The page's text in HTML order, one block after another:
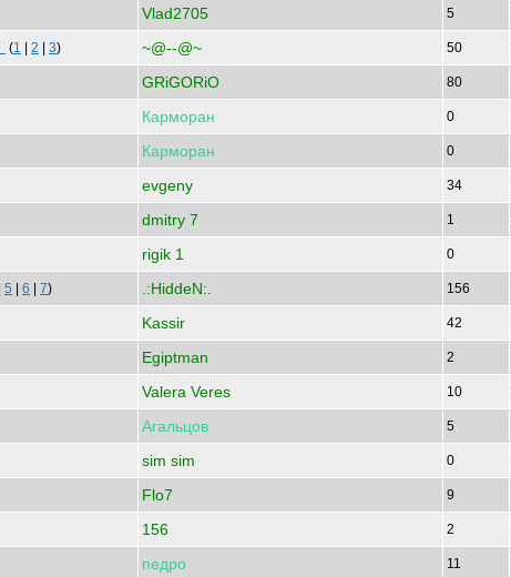
Vlad2705 5
(1 2 3) ~@--@~ 50
GRiGORiO 80
Карморан 0
Карморан 0
evgeny 34
dmitry 7 1
rigik 1 0
5 6 7) .:HiddeN:. 156
Kassir 42
Egiptman 2
Valera Veres 10
Агальцов 5
sim sim 0
Flo7 9
156 2
педро 11